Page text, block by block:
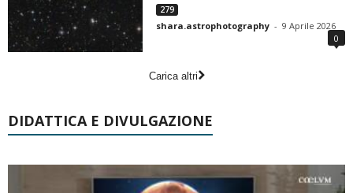
279
shara.astrophotography - 9 Aprile 2026
0
Carica altri
DIDATTICA E DIVULGAZIONE